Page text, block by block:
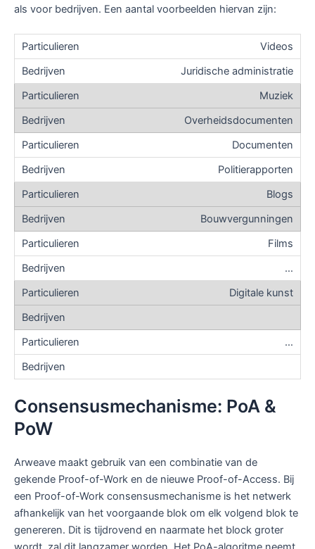
als voor bedrijven. Een aantal voorbeelden hiervan zijn:
Videos
Juridische administratie
Muziek
Overheidsdocumenten
Documenten
Politierapporten
Blogs
Bouwvergunningen
Films
…
Digitale kunst
…
Consensusmechanisme: PoA &
PoW
Arweave maakt gebruik van een combinatie van de
gekende Proof-of-Work en de nieuwe Proof-of-Access. Bij
een Proof-of-Work consensusmechanisme is het netwerk
afhankelijk van het voorgaande blok om elk volgend blok te
genereren. Dit is tijdrovend en naarmate het block groter